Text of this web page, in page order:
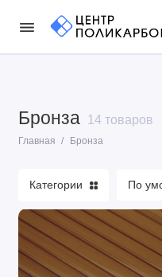
Бронза 14 товаров
Главная Бронза
Категории